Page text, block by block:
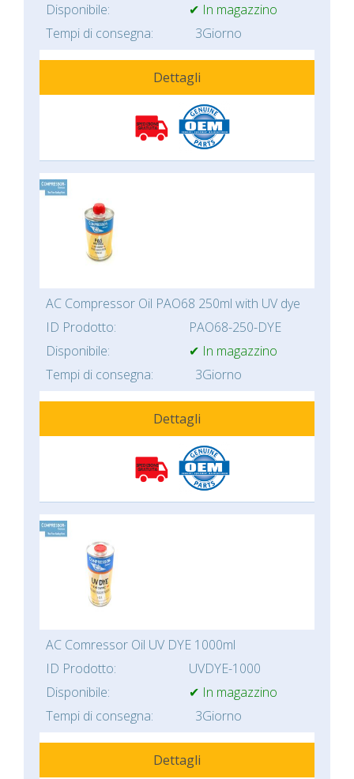
Disponibile:
✔ In magazzino
Tempi di consegna:
3Giorno
Dettagli
AC Compressor Oil PAO68 250ml with UV dye
ID Prodotto:
PAO68-250-DYE
Disponibile:
✔ In magazzino
Tempi di consegna:
3Giorno
Dettagli
AC Comressor Oil UV DYE 1000ml
ID Prodotto:
UVDYE-1000
Disponibile:
✔ In magazzino
Tempi di consegna:
3Giorno
Dettagli